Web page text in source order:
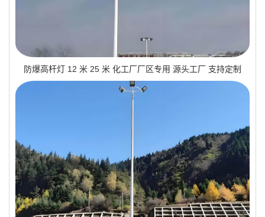
防爆高杆灯 12 米 25 米 化工厂厂区专用 源头工厂 支持定制